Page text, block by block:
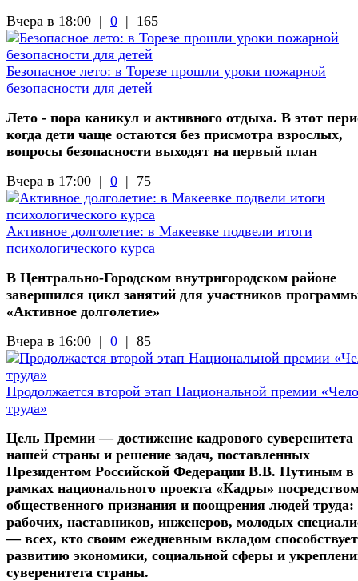
Вчера в 18:00 | 0 | 165
Безопасное лето: в Торезе прошли уроки пожарной
безопасности для детей
Лето - пора каникул и активного отдыха. В этот
когда дети чаще остаются без присмотра взрослых,
вопросы безопасности выходят на первый план
Вчера в 17:00 | 0 | 75
Активное долголетие: в Макеевке подвели итоги
психологического курса
В Центрально-Городском внутригородском районе
завершился цикл занятий для участников
«Активное долголетие»
Вчера в 16:00 | 0 | 85
Продолжается второй этап Национальной премии
труда»
Цель Премии — достижение кадрового суверенитета
нашей страны и решение задач, поставленных
Президентом Российской Федерации В.В. Путиным в
рамках национального проекта «Кадры»
общественного признания и поощрения людей труда:
рабочих, наставников, инженеров, молодых
— всех, кто своим ежедневным вкладом способствует
развитию экономики, социальной сферы и
суверенитета страны.